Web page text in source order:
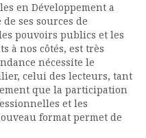
en Développement a
ses sources de
pouvoirs publics et les
à nos côtés, est très
nécessite le
celui des lecteurs, tant
que la participation
et les
format permet de